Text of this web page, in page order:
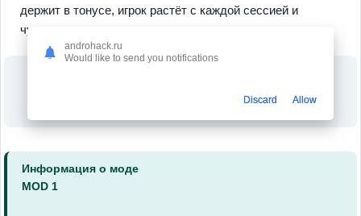
держит в тонусе, игрок растёт с каждой сессией и
чувствует отдачу от вложенного времени.
Информация о моде
MOD 1
androhack.ru
Would like to send you notifications
Discard Allow